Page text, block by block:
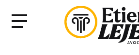
Menu
Fermer